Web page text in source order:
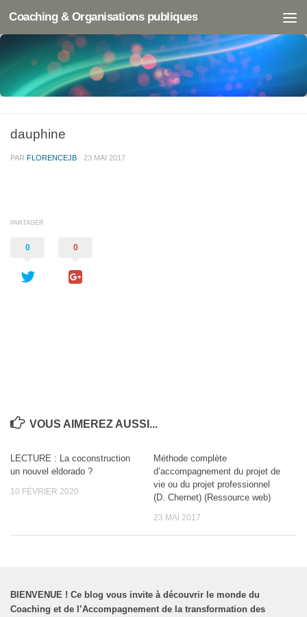
Coaching & Organisations publiques
dauphine
PAR FLORENCEJB · 23 MAI 2017
PARTAGER
0 0
VOUS AIMEREZ AUSSI...
LECTURE : La coconstruction
un nouvel eldorado ?
10 FÉVRIER 2020
Méthode complète
d’accompagnement du projet de
vie ou du projet professionnel
(D. Chernet) (Ressource web)
23 MAI 2017
BIENVENUE ! Ce blog vous invite à découvrir le monde du
Coaching et de l’Accompagnement de la transformation des